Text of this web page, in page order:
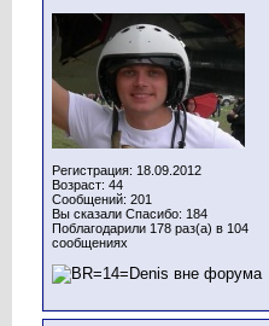
Регистрация: 18.09.2012
Возраст: 44
Сообщений: 201
Вы сказали Спасибо: 184
Поблагодарили 178 раз(а) в 104
сообщениях